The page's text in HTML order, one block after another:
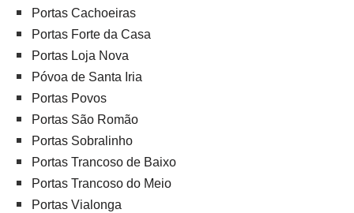
Portas Cachoeiras
Portas Forte da Casa
Portas Loja Nova
Póvoa de Santa Iria
Portas Povos
Portas São Romão
Portas Sobralinho
Portas Trancoso de Baixo
Portas Trancoso do Meio
Portas Vialonga